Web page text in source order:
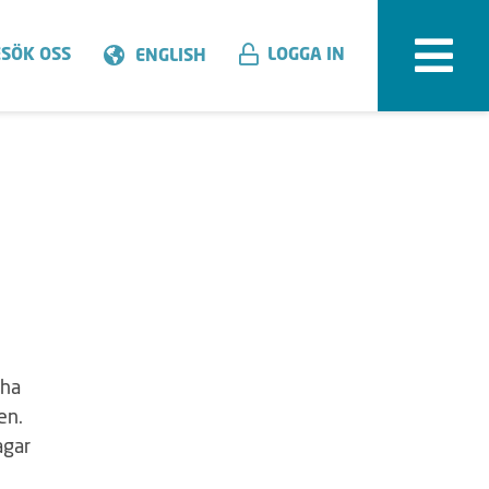
OSS ENGLISH LOGGA IN